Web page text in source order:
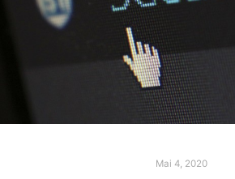
Mai 4, 2020